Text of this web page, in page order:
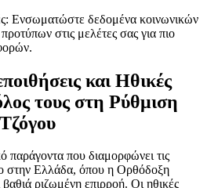
Ενσωματώστε δεδομένα κοινωνικών
στις μελέτες σας για πιο
και Ηθικές
τους στη Ρύθμιση
παράγοντα που διαμορφώνει τις
στην Ελλάδα, όπου η Ορθόδοξη
ριζωμένη επιρροή. Οι ηθικές